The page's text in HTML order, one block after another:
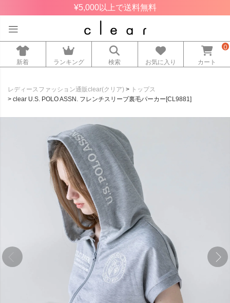
¥5,000以上で送料無料
新着 ランキング 検索 お気に入り カート
0
レディースファッション通販clear(クリア)
トップス
clear U.S. POLO ASSN. フレンチスリーブ裏毛パーカー[CL9881]